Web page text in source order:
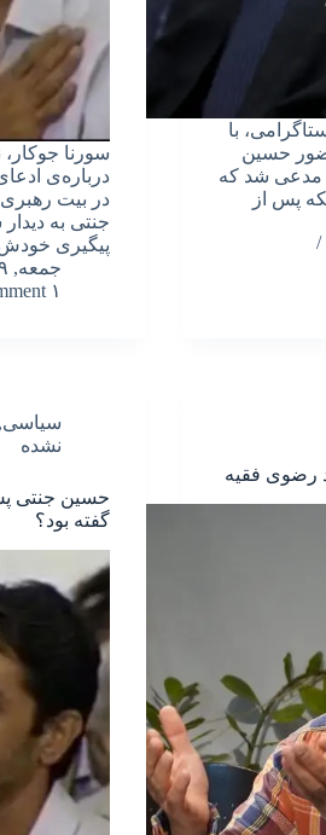
با
حسین
مدعی شد که
پس از
سورنا جوکار،
درباره‌ی
جنتی به
پیگیری
جمعه, ۹ مرداد ۱۴۰۵ – ۰۳:۱۴
۱ Comment
رضوی فقیه
سیاسی,
نشده
حسین جنتی
گفته بود؟